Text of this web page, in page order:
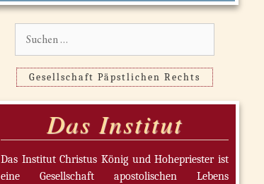
Gesellschaft Päpstlichen Rechts
Das Institut
Das Institut Christus König und Hohepriester ist
eine Gesellschaft apostolischen Lebens